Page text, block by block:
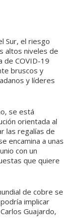
Sur, el riesgo
altos niveles de
de COVID-19
bruscos y
y líderes
se está
orientada al
las regalías de
encamina a unas
con un
que quiere
de cobre se
implicar
Guajardo,